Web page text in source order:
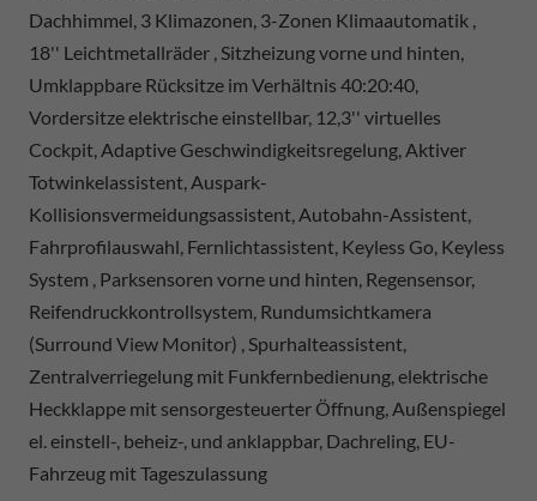
Dachhimmel, 3 Klimazonen, 3-Zonen Klimaautomatik ,
18'' Leichtmetallräder , Sitzheizung vorne und hinten,
Umklappbare Rücksitze im Verhältnis 40:20:40,
Vordersitze elektrische einstellbar, 12,3'' virtuelles
Cockpit, Adaptive Geschwindigkeitsregelung, Aktiver
Totwinkelassistent, Auspark-
Kollisionsvermeidungsassistent, Autobahn-Assistent,
Fahrprofilauswahl, Fernlichtassistent, Keyless Go, Keyless
System , Parksensoren vorne und hinten, Regensensor,
Reifendruckkontrollsystem, Rundumsichtkamera
(Surround View Monitor) , Spurhalteassistent,
Zentralverriegelung mit Funkfernbedienung, elektrische
Heckklappe mit sensorgesteuerter Öffnung, Außenspiegel
el. einstell-, beheiz-, und anklappbar, Dachreling, EU-
Fahrzeug mit Tageszulassung